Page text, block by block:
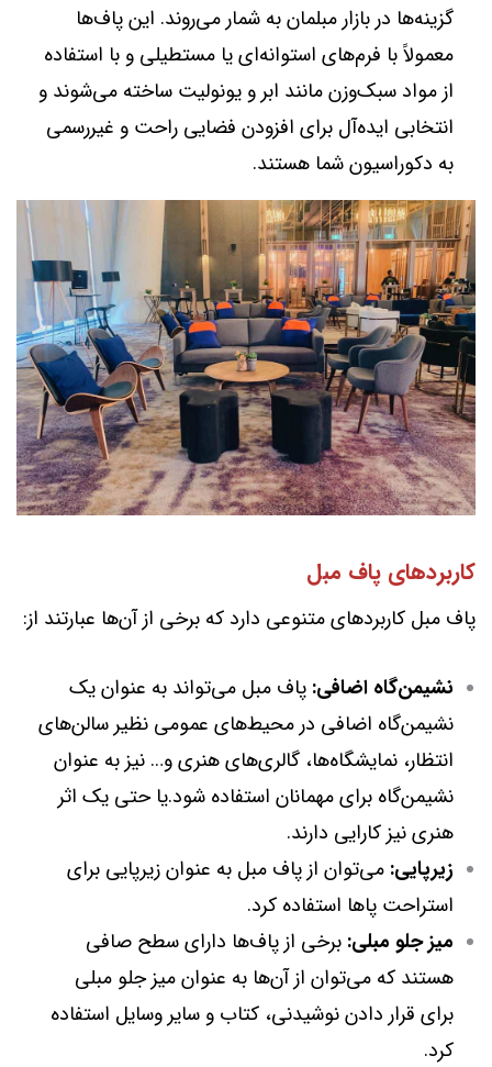
گزینه‌ها در بازار مبلمان به شمار می‌روند. این پاف‌ها
معمولاً با فرم‌های استوانه‌ای یا مستطیلی و با استفاده
از مواد سبک‌وزن مانند ابر و یونولیت ساخته می‌شوند و
انتخابی ایده‌آل برای افزودن فضایی راحت و غیررسمی
به دکوراسیون شما هستند.
کاربردهای پاف مبل
پاف مبل کاربردهای متنوعی دارد که برخی از آن‌ها عبارتند از:
نشیمن‌گاه اضافی: پاف مبل می‌تواند به عنوان یک
نشیمن‌گاه اضافی در محیط‌های عمومی نظیر سالن‌های
انتظار، نمایشگاه‌ها، گالری‌های هنری و… نیز به عنوان
نشیمن‌گاه برای مهمانان استفاده شود.یا حتی یک اثر
هنری نیز کارایی دارند.
زیرپایی: می‌توان از پاف مبل به عنوان زیرپایی برای
استراحت پاها استفاده کرد.
میز جلو مبلی: برخی از پاف‌ها دارای سطح صافی
هستند که می‌توان از آن‌ها به عنوان میز جلو مبلی
برای قرار دادن نوشیدنی، کتاب و سایر وسایل استفاده
کرد.